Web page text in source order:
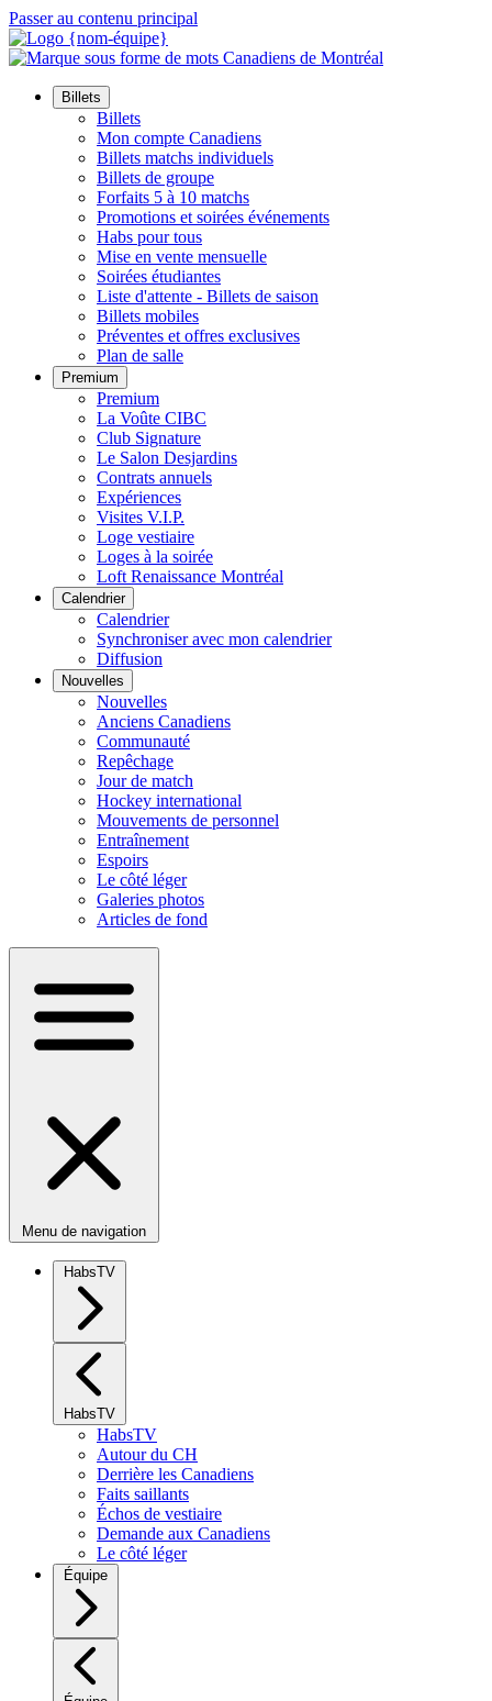
Passer au contenu principal
Billets
Billets
Mon compte Canadiens
Billets matchs individuels
Billets de groupe
Forfaits 5 à 10 matchs
Promotions et soirées événements
Habs pour tous
Mise en vente mensuelle
Soirées étudiantes
Liste d'attente - Billets de saison
Billets mobiles
Préventes et offres exclusives
Plan de salle
Premium
Premium
La Voûte CIBC
Club Signature
Le Salon Desjardins
Contrats annuels
Expériences
Visites V.I.P.
Loge vestiaire
Loges à la soirée
Loft Renaissance Montréal
Calendrier
Calendrier
Synchroniser avec mon calendrier
Diffusion
Nouvelles
Nouvelles
Anciens Canadiens
Communauté
Repêchage
Jour de match
Hockey international
Mouvements de personnel
Entraînement
Espoirs
Le côté léger
Galeries photos
Articles de fond
Menu de navigation
HabsTV
HabsTV
HabsTV
Autour du CH
Derrière les Canadiens
Faits saillants
Échos de vestiaire
Demande aux Canadiens
Le côté léger
Équipe